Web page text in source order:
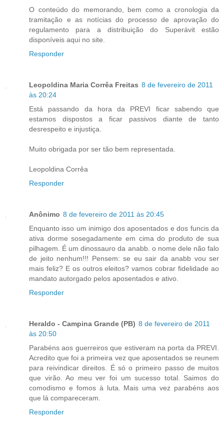
O conteúdo do memorando, bem como a cronologia da
tramitação e as notícias do processo de aprovação do
regulamento para a distribuição do Superávit estão
disponíveis aqui no site.
Responder
Leopoldina Maria Corrêa Freitas 8 de fevereiro de 2011
às 20:24
Está passando da hora da PREVI ficar sabendo que
estamos dispostos a ficar passivos diante de tanto
desrespeito e injustiça.
Muito obrigada por ser tão bem representada.
Leopoldina Corrêa
Responder
Anônimo 8 de fevereiro de 2011 às 20:45
Enquanto isso um inimigo dos aposentados e dos funcis da
ativa dorme sosegadamente em cima do produto de sua
pilhagem. É um dinossauro da anabb. o nome dele não falo
de jeito nenhum!!! Pensem: se eu sair da anabb vou ser
mais feliz? E os outros eleitos? vamos cobrar fidelidade ao
mandato autorgado pelos aposentados e ativo.
Responder
Heraldo - Campina Grande (PB) 8 de fevereiro de 2011
às 20:50
Parabéns aos guerreiros que estiveram na porta da PREVI.
Acredito que foi a primeira vez que aposentados se reunem
para reivindicar direitos. É só o primeiro passo de muitos
que virão. Ao meu ver foi um sucesso total. Saimos do
comodismo e fomos à luta. Mais uma vez parabéns aos
que lá compareceram.
Responder